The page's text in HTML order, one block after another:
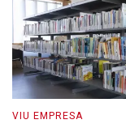
VIU EMPRESA